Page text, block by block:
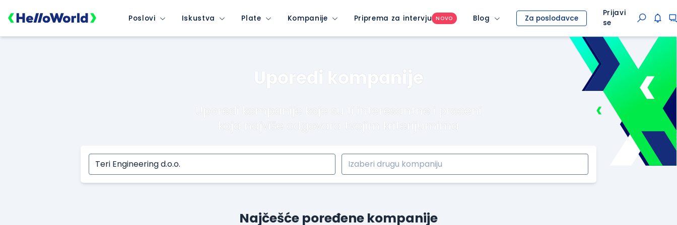
Poslovi Iskustva Plate Kompanije Priprema za intervju NOVO Blog Za poslodavce
Prijavi
se
Uporedi kompanije
Uporedi kompanije koje su ti interesantne i proceni
koja najviše odgovara tvojim kriterijumima
Najčešće poređene kompanije